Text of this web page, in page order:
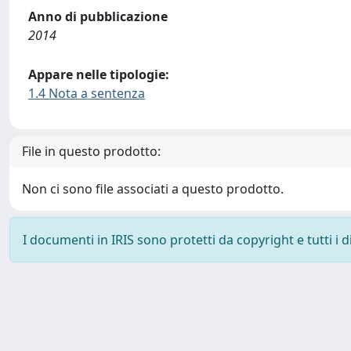
Anno di pubblicazione
2014
Appare nelle tipologie:
1.4 Nota a sentenza
File in questo prodotto:
Non ci sono file associati a questo prodotto.
I documenti in IRIS sono protetti da copyright e tutti i